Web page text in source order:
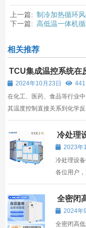
上一篇: 制冷加热循环
下一篇: 高低温一体机
相关推荐
TCU集成温控系统在
2024年10月23日
441
在化工、医药、食品等行业
其温度控制直接关系到化学
的质量。TCU（
系统凭借其稳定性和准确性
用。
冷处理
2023年
冷处理设
各位用户
的状态，
那么，冷
冷冻油主
充满...
全密闭
意事项
2024年
全密闭高